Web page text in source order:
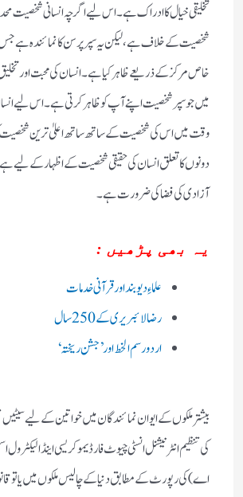
تخلیقی خیال کا ادراک ہے۔ اس لیے اگرچہ انسانی شخصیت
شخصیت کے خلاف ہے، لیکن یہ سپر پرسن کا نمائندہ ہے
خاص مرکز کے ذریعے ظاہر کیا ہے۔ انسان کی محبت اور
میں جو سپر شخصیت اپنے آپ کو ظاہر کرتی ہے۔ اس لیے
وقت میں اس کی شخصیت کے ساتھ ساتھ اعلیٰ ترین شخصیت
دونوں کا تعلق انسان کی حقیقی شخصیت کے اظہار کے لیے
آزادی کی فضا کی ضرورت ہے۔
یہ بھی پڑھیں :
علماءِ دیوبند اور قرآنی خدمات
رضا لائبریری کے250سال
اردو رسم الخط اور’جشن ریختہ‘
بیشتر ملکوں کے ایوان نمائندگان میں خواتین کے لیے
کی تنظیم انٹر نیشنل انسٹی چیوٹ فار ڈیموکریسی اینڈ
اے) کی رپورٹ کے مطابق دنیا کے چالیس ملکوں میں یا تو